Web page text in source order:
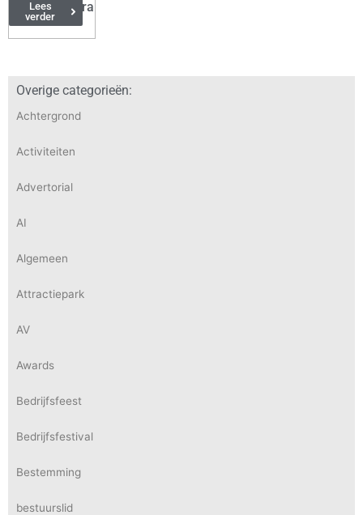
Zomeropera
Lees
verder
Overige categorieën:
Achtergrond
Activiteiten
Advertorial
AI
Algemeen
Attractiepark
AV
Awards
Bedrijfsfeest
Bedrijfsfestival
Bestemming
bestuurslid